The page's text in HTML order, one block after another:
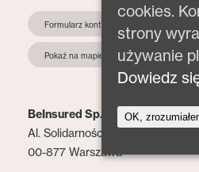
Formularz kontaktowy
Pokaż na mapie
BeInsured Sp. z o.o.
Al. Solidarności 153 lok. 2
00-877 Warszawa
cookies.
strony
używanie
Dowiedz
OK,